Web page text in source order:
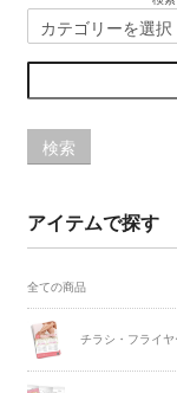
検索
アイテムで探す
全ての商品
チラシ・フライヤ